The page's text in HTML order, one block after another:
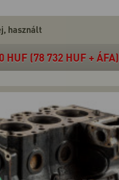
használt
HUF (78 732 HUF + ÁFA)